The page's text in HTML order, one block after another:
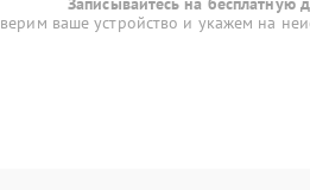
ваше устройство и укажем на